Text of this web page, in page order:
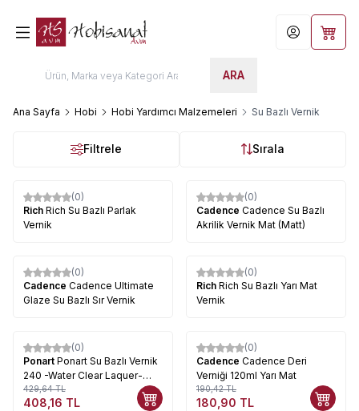
ARA
Hesabım
Ana Sayfa Hobi Hobi Yardımcı Malzemeleri Su Bazlı Vernik
Filtrele Sırala
(0)
Rich Rich Su Bazlı Parlak
Vernik
(0)
Cadence Cadence Su Bazlı
Akrilik Vernik Mat (Matt)
(0)
Cadence Cadence Ultimate
Glaze Su Bazlı Sır Vernik
(0)
Rich Rich Su Bazlı Yarı Mat
Vernik
%5
(0)
Ponart Ponart Su Bazlı Vernik
240 -Water Clear Laquer-
100ml
429,64TL
408,16 TL
%5
(0)
Cadence Cadence Deri
Verniği 120ml Yarı Mat
190,42TL
180,90 TL